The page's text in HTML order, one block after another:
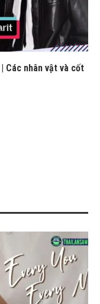
Các nhân vật và cốt